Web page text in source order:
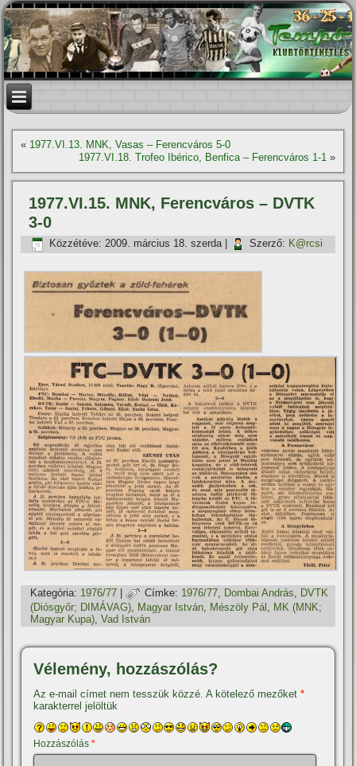
« 1977.VI.13. MNK, Vasas – Ferencváros 5-0
1977.VI.18. Trofeo Ibérico, Benfica – Ferencváros 1-1»
1977.VI.15. MNK, Ferencváros – DVTK
3-0
Közzétéve: 2009. március 18. szerda| Szerző: K@rcsi
Kategória: 1976/77 | Címke: 1976/77, Dombai András, DVTK
(Diósgyőr; DIMÁVAG)
Magyar István Mészöly Pál
MK (MNK;
Magyar Kupa) ,Vad István
Vélemény, hozzászólás?
Az e-mail címet nem tesszük közzé. A kötelező mezőket*
karakterrel jelöltük
Hozzászólás*